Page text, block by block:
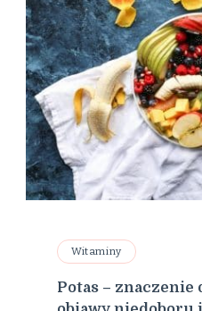
Witaminy
Potas – znaczenie